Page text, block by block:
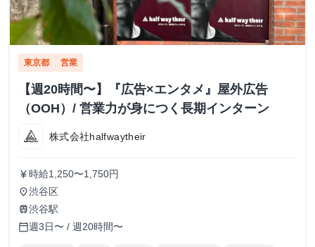
東京都 営業
【週20時間〜】『広告×エンタメ』屋外広告
（OOH）/ 営業力が身につく長期インターン
株式会社halfwaytheir
currency_yen 時給1,250〜1,750円
place渋谷区
train渋谷駅
calendar_today週3日〜 / 週20時間〜